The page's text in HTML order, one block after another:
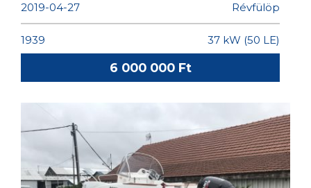
2019-04-27 Révfülöp
1939 37 kW (50 LE)
6 000 000 Ft